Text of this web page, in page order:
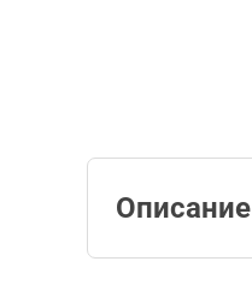
Описание